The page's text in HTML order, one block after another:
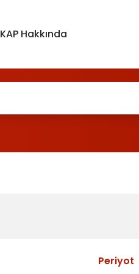
KAP Hakkında
Periyot